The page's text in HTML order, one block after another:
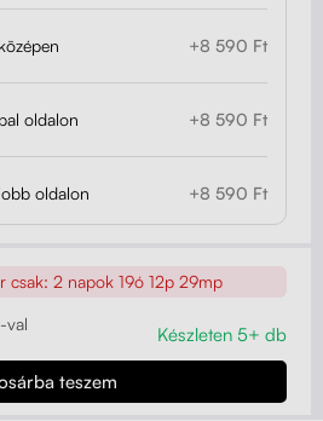
+8 590 Ft
oldalon +8 590 Ft
oldalon +8 590 Ft
csak: 2 napok 19ó 12p 27mp
val Készleten 5+ db